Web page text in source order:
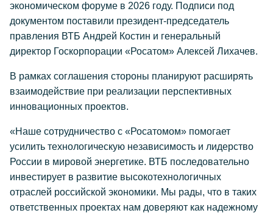
экономическом форуме в 2026 году. Подписи под
документом поставили президент-председатель
правления ВТБ Андрей Костин и генеральный
директор Госкорпорации «Росатом» Алексей Лихачев.
В рамках соглашения стороны планируют расширять
взаимодействие при реализации перспективных
инновационных проектов.
«Наше сотрудничество с «Росатомом» помогает
усилить технологическую независимость и лидерство
России в мировой энергетике. ВТБ последовательно
инвестирует в развитие высокотехнологичных
отраслей российской экономики. Мы рады, что в таких
ответственных проектах нам доверяют как надежному